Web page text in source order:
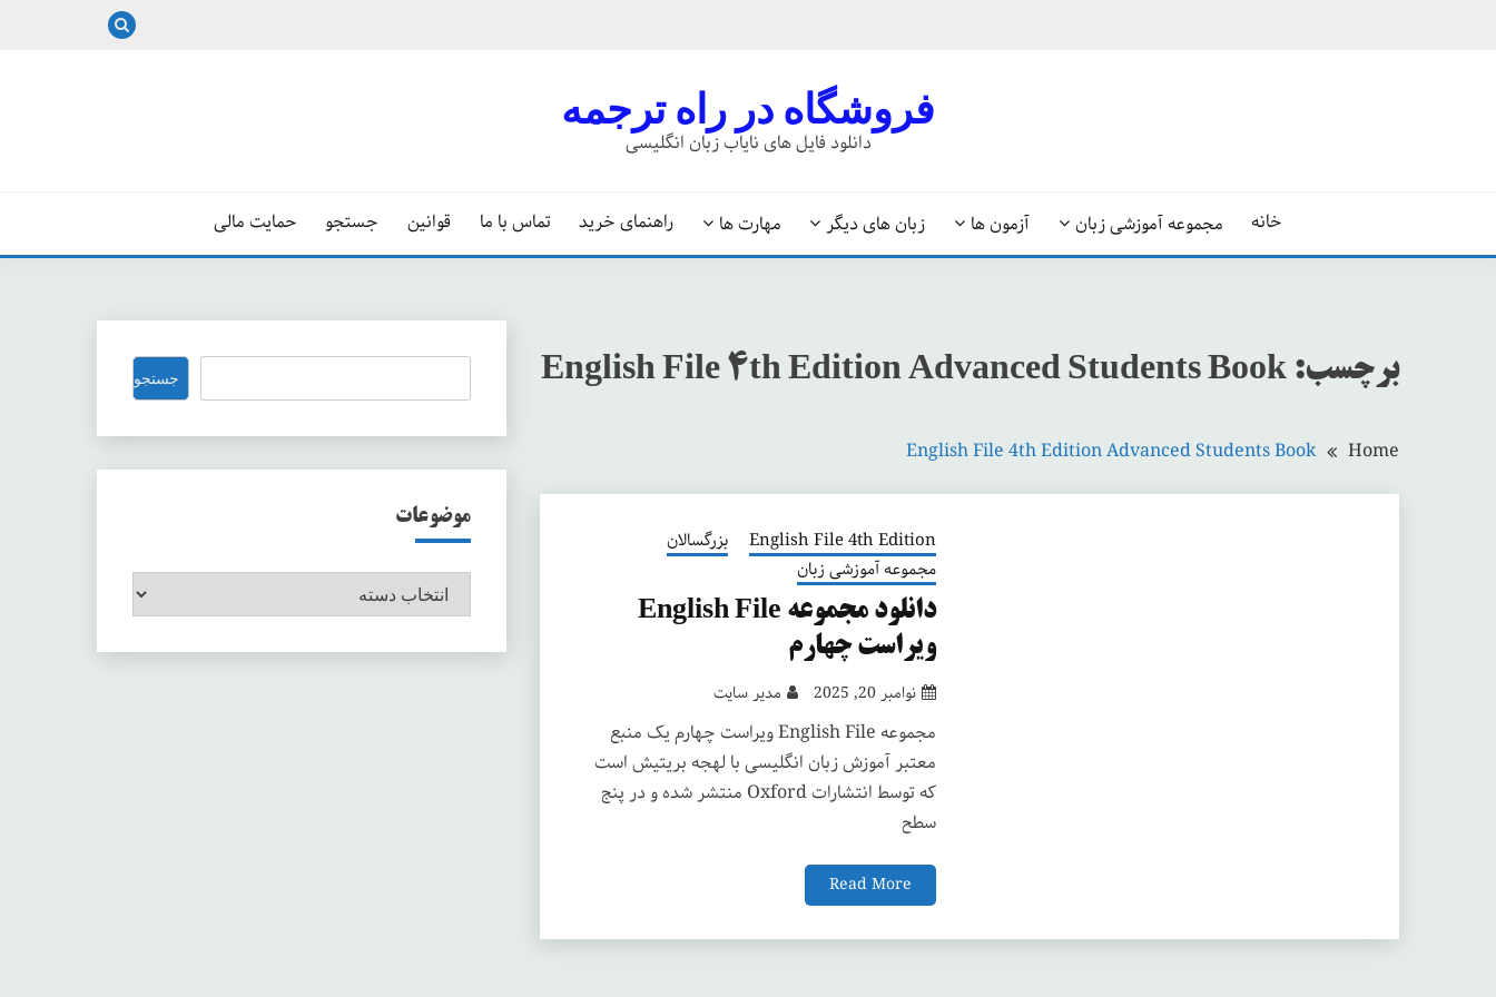
فروشگاه در راه ترجمه
دانلود فایل های نایاب زبان انگلیسی
خانه مجموعه آموزشی زبان آزمون ها زبان های دیگر مهارت ها راهنمای خرید تماس با ما قوانین جستجو حمایت مالی
برچسب: English File 4th Edition Advanced Students Book
Home
English File 4th Edition Advanced Students Book
English File 4th Edition
بزرگسالان
مجموعه آموزشی زبان
دانلود مجموعه English File
ویراست چهارم
نوامبر 20, 2025 مدیر سایت
مجموعه English File ویراست چهارم یک منبع
معتبر آموزش زبان انگلیسی با لهجه بریتیش است
که توسط انتشارات Oxford منتشر شده و در پنج
سطح
Read More
جستجو جستجو
موضوعات
موضوعات